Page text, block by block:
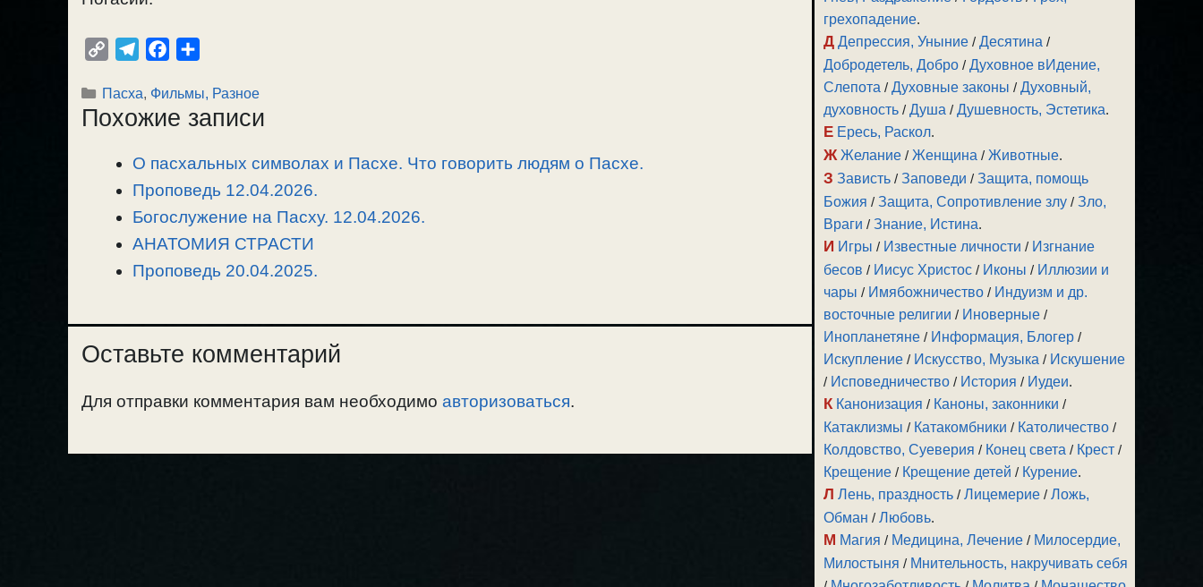
p
y
l
e
r
a
m
c
e
o
o
k
п
р
в
и
т
ь
Рубрики
Пасха, Фильмы, Разное
Похожие записи
О пасхальных символах и Пасхе. Что говорить людям о Пасхе.
Проповедь 12.04.2026.
Богослужение на Пасху. 12.04.2026.
АНАТОМИЯ СТРАСТИ
Проповедь 20.04.2025.
Оставьте комментарий
Для отправки комментария вам необходимо авторизоваться.
грехопадение.
Д Депрессия, Уныние /Десятина /
Добродетель, Добро /Духовное вИдение,
Слепота /Духовные законы /Духовный,
духовность /Душа /Душевность, Эстетика.
Е Ересь, Раскол.
Ж Желание /Женщина /Животные.
З Зависть /Заповеди /Защита, помощь
Божия /Защита, Сопротивление злу /Зло,
Враги /Знание, Истина.
И Игры / Известные личности / Изгнание
бесов / Иисус Христос / Иконы / Иллюзии и
чары / Имябожничество / Индуизм и др.
восточные религии / Иноверные /
Инопланетяне / Информация, Блогер /
Искупление / Искусство, Музыка / Искушение
/ Исповедничество / История / Иудеи.
К Канонизация / Каноны, законники /
Катаклизмы / Катакомбники / Католичество /
Колдовство, Суеверия / Конец света / Крест /
Крещение / Крещение детей / Курение.
Л Лень, праздность /Лицемерие /Ложь,
Обман /Любовь.
М Магия / Медицина, Лечение / Милосердие,
Милостыня / Мнительность, накручивать себя